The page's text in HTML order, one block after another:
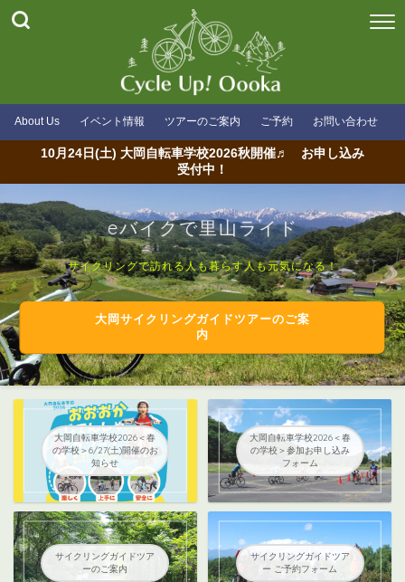
About Us イベント情報 ツアーのご案内 ご予約 お問い合わせ
10月24日(土) 大岡自転車学校2026秋開催♬ お申し込み
受付中！
eバイクで里山ライド
サイクリングで訪れる人も暮らす人も元気になる！
大岡サイクリングガイドツアーのご案
内
大岡自転車学校2026＜春
の学校＞6/27(土)開催のお
知らせ
大岡自転車学校2026＜春
の学校＞参加お申し込み
フォーム
サイクリングガイドツア
ーのご案内
サイクリングガイドツア
ー ご予約フォーム